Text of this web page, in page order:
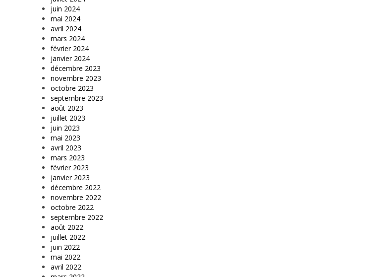
juin 2024
mai 2024
avril 2024
mars 2024
février 2024
janvier 2024
décembre 2023
novembre 2023
octobre 2023
septembre 2023
août 2023
juillet 2023
juin 2023
mai 2023
avril 2023
mars 2023
février 2023
janvier 2023
décembre 2022
novembre 2022
octobre 2022
septembre 2022
août 2022
juillet 2022
juin 2022
mai 2022
avril 2022